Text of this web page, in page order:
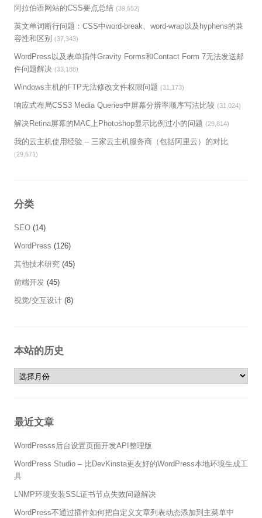
阿拉伯语网站的CSS要点总结 (39,552)
英文单词断行问题：CSS中word-break、word-wrap以及hyphens的兼
容性和区别
(37,343)
WordPress以及表单插件Gravity Forms和Contact Form 7无法发送邮
件问题解决 (33,188)
Windows主机的FTP无法修改文件权限问题 (31,173)
响应式布局CSS3 Media Queries中屏幕分辨率顺序写法比较 (31,024)
解决Retina屏幕的MAC上Photoshop显示比例过小的问题 (29,814)
我的云主机使用经验 – 三家云主机服务商（包括阿里云）的对比
(29,571)
分类
SEO (14)
WordPress (126)
其他技术研究 (45)
前端开发 (45)
视觉/交互设计 (8)
本站的历史
本站的历史
最近文章
WordPresss后台设置页面开发API整理版
WordPress Studio – 比DevKinsta更友好的WordPress本地环境生成工
具
LNMP环境安装SSL证书节点失效问题解决
WordPress不通过插件如何把自定义文章列表动态添加到主菜单中